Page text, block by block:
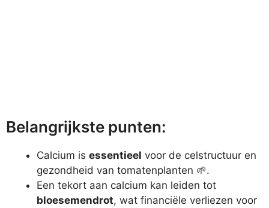
Belangrijkste punten:
Calcium is essentieel voor de celstructuur en
gezondheid van tomatenplanten 🌱.
Een tekort aan calcium kan leiden tot
bloesemendrot, wat financiële verliezen voor